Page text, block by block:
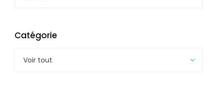
Catégorie
Voir tout